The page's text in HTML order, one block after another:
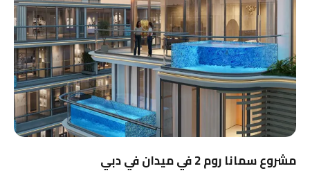
مشروع سمانا روم 2 في ميدان في دبي